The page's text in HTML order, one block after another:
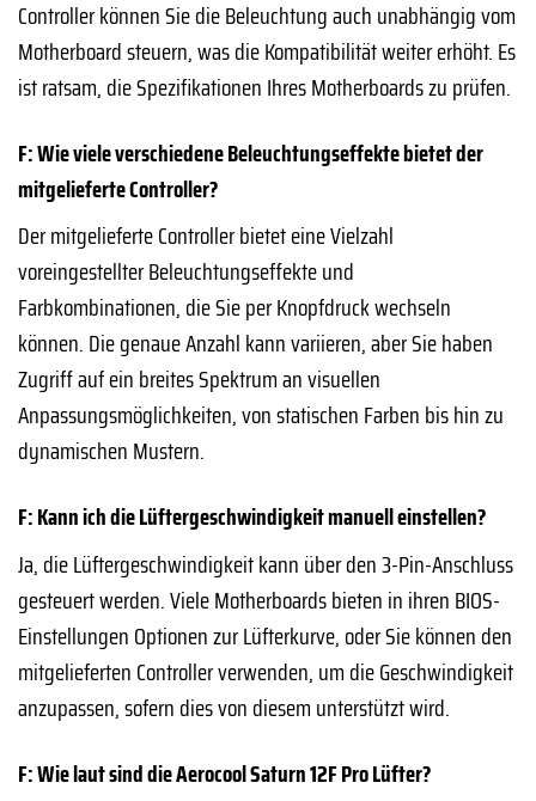
Controller können Sie die Beleuchtung auch unabhängig vom
Motherboard steuern, was die Kompatibilität weiter erhöht. Es
ist ratsam, die Spezifikationen Ihres Motherboards zu prüfen.
F: Wie viele verschiedene Beleuchtungseffekte bietet der
mitgelieferte Controller?
Der mitgelieferte Controller bietet eine Vielzahl
voreingestellter Beleuchtungseffekte und
Farbkombinationen, die Sie per Knopfdruck wechseln
können. Die genaue Anzahl kann variieren, aber Sie haben
Zugriff auf ein breites Spektrum an visuellen
Anpassungsmöglichkeiten, von statischen Farben bis hin zu
dynamischen Mustern.
F: Kann ich die Lüftergeschwindigkeit manuell einstellen?
Ja, die Lüftergeschwindigkeit kann über den 3-Pin-Anschluss
gesteuert werden. Viele Motherboards bieten in ihren BIOS-
Einstellungen Optionen zur Lüfterkurve, oder Sie können den
mitgelieferten Controller verwenden, um die Geschwindigkeit
anzupassen, sofern dies von diesem unterstützt wird.
F: Wie laut sind die Aerocool Saturn 12F Pro Lüfter?